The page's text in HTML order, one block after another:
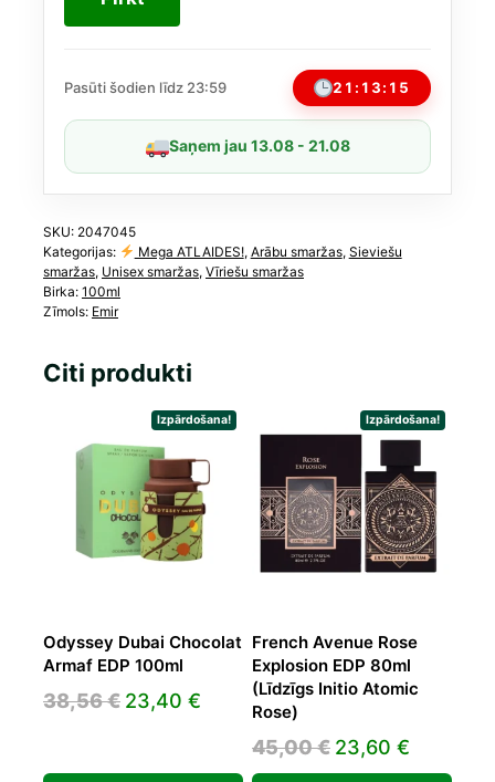
daudzums
Pasūti šodien līdz 23:59 21:13:14
Saņem jau 13.08 - 21.08
SKU: 2047045
Kategorijas:
Mega ATLAIDES!, Arābu smaržas, Sieviešu
smaržas, Unisex smaržas, Vīriešu smaržas
Birka: 100ml
Zīmols: Emir
Citi produkti
Izpārdošana!
Odyssey Dubai Chocolat
Armaf EDP 100ml
38,56€ Original
23,40 € Current
Izpārdošana!
French Avenue Rose
Explosion EDP 80ml
(Līdzīgs Initio Atomic
Rose)
45,00€ Original
price
23,60 €
price